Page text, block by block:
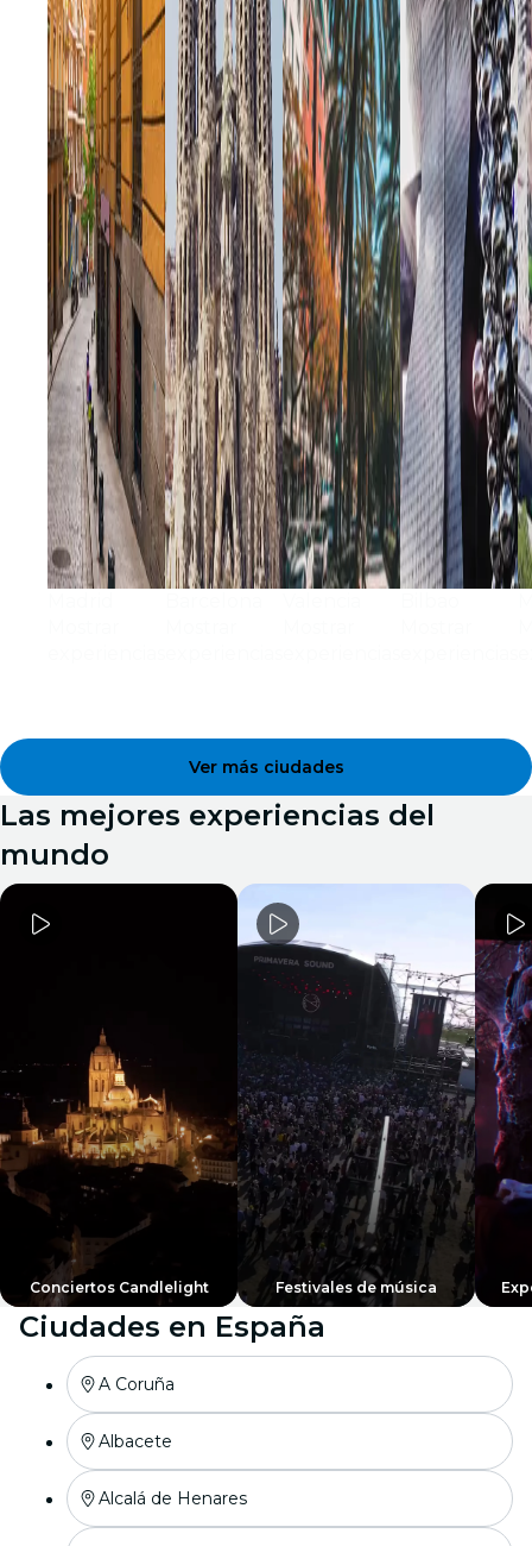
Ver más ciudades
Las mejores experiencias del
mundo
Conciertos Candlelight Festivales de música
Ciudades en España
A Coruña
Albacete
Alcalá de Henares